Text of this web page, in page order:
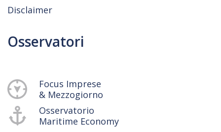
Disclaimer
Osservatori
Focus Imprese
& Mezzogiorno
Osservatorio
Maritime Economy